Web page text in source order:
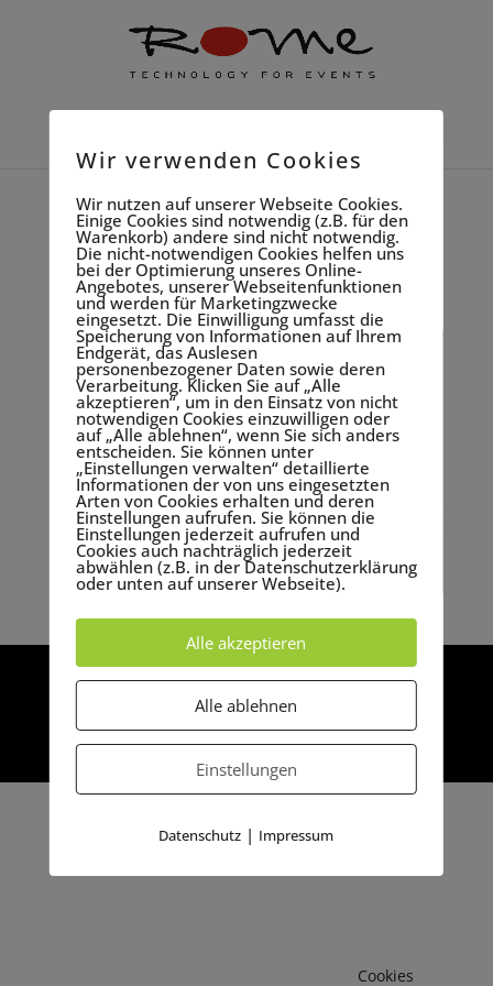
Konzeption-Rome-
small
Impressum / Datenschutz
Allgemeine Geschäftsbedingungen
Unsere Preisliste
Cookies
Wir verwenden Cookies
Wir nutzen auf unserer Webseite Cookies.
Einige Cookies sind notwendig (z.B. für den
Warenkorb) andere sind nicht notwendig.
Die nicht-notwendigen Cookies helfen uns
bei der Optimierung unseres Online-
Angebotes, unserer Webseitenfunktionen
und werden für Marketingzwecke
eingesetzt. Die Einwilligung umfasst die
Speicherung von Informationen auf Ihrem
Endgerät, das Auslesen
personenbezogener Daten sowie deren
Verarbeitung. Klicken Sie auf „Alle
akzeptieren“, um in den Einsatz von nicht
notwendigen Cookies einzuwilligen oder
auf „Alle ablehnen“, wenn Sie sich anders
entscheiden. Sie können unter
„Einstellungen verwalten“ detaillierte
Informationen der von uns eingesetzten
Arten von Cookies erhalten und deren
Einstellungen aufrufen. Sie können die
Einstellungen jederzeit aufrufen und
Cookies auch nachträglich jederzeit
abwählen (z.B. in der Datenschutzerklärung
oder unten auf unserer Webseite).
Alle akzeptieren
Alle ablehnen
Einstellungen
Datenschutz | Impressum